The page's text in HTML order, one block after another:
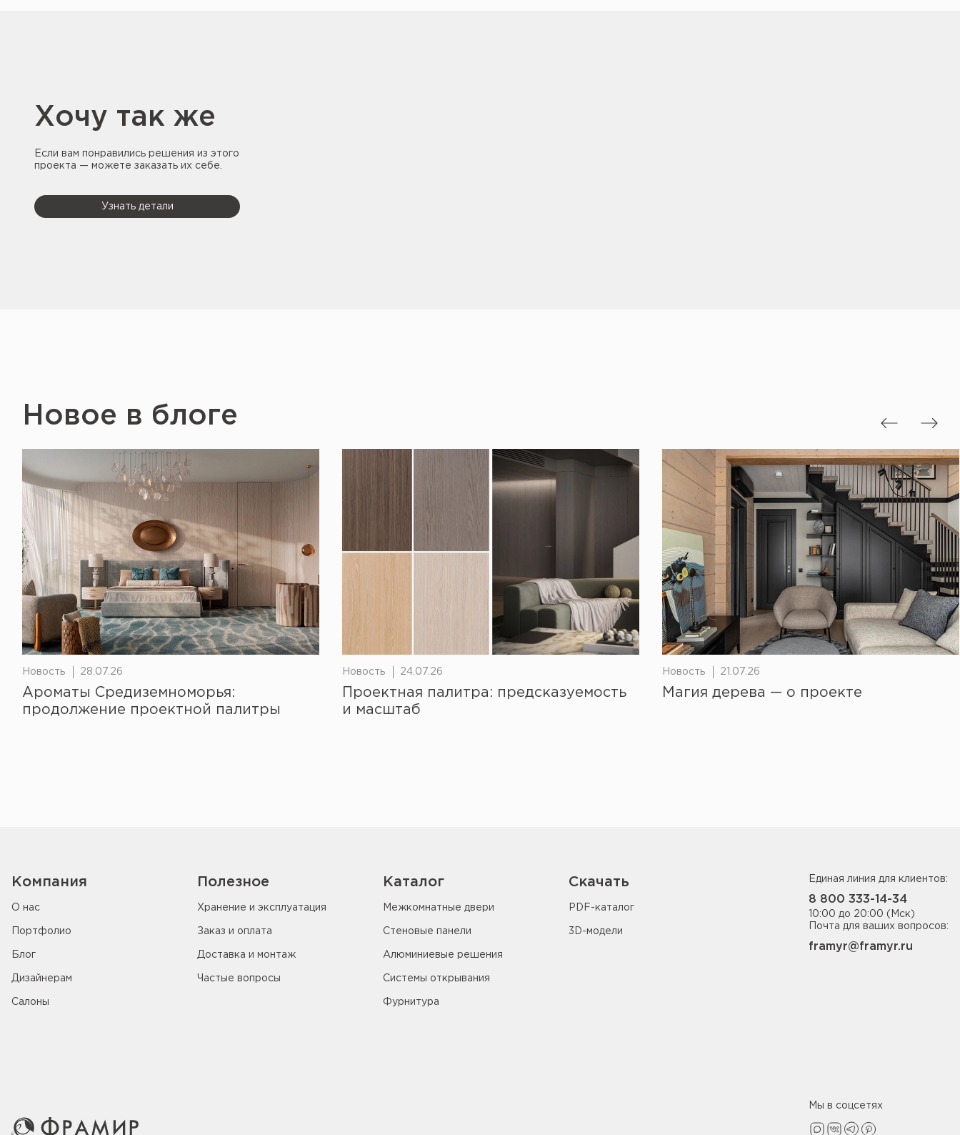
Хочу так же
Если вам понравились решения из этого
проекта — можете заказать их себе.
Узнать детали
Новое в блоге
Новость 28.07.26
Ароматы Средиземноморья:
продолжение проектной палитры
Новость 24.07.26
Проектная палитра: предсказуемость
и масштаб
Новость 21.07.26
Магия дерева — о проекте
Компания
О нас
Портфолио
Блог
Дизайнерам
Салоны
Полезное
Хранение и эксплуатация
Заказ и оплата
Доставка и монтаж
Частые вопросы
Каталог
Межкомнатные двери
Стеновые панели
Алюминиевые решения
Системы открывания
Фурнитура
Скачать
PDF-каталог
3D-модели
Единая линия для клиентов:
8 800 333-14-34
10:00 до 20:00 (Мск)
Почта для ваших вопросов:
framyr@framyr.ru
Мы в соцсетях